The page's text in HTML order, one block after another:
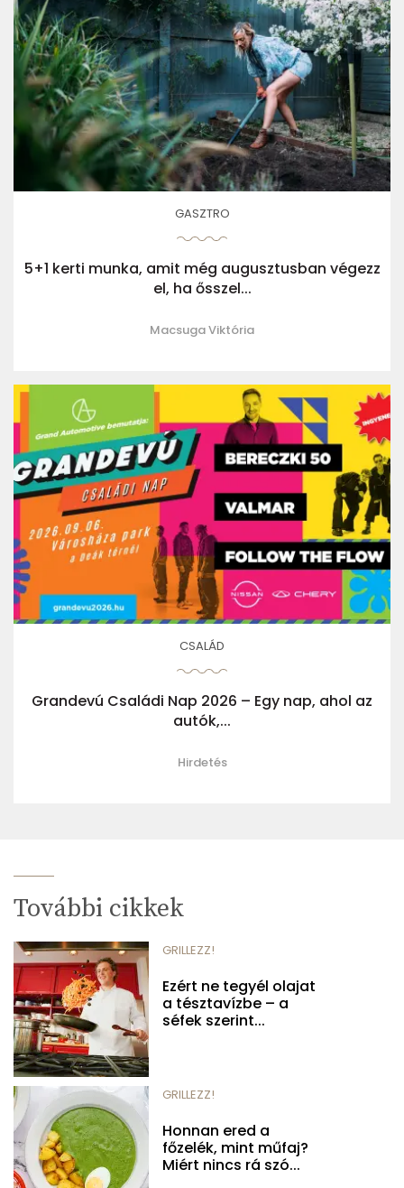
GASZTRO
5+1 kerti munka, amit még augusztusban végezz
el, ha ősszel...
Macsuga Viktória
CSALÁD
Grandevú Családi Nap 2026 – Egy nap, ahol az
autók,...
Hirdetés
További cikkek
GRILLEZZ!
Ezért ne tegyél olajat
a tésztavízbe – a
séfek szerint...
GRILLEZZ!
Honnan ered a
főzelék, mint műfaj?
Miért nincs rá szó...